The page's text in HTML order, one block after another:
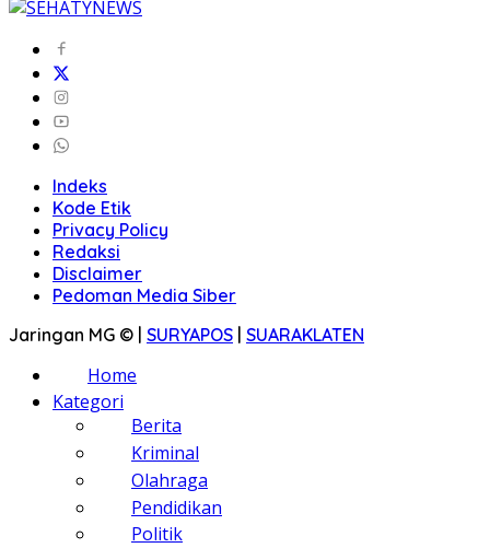
Indeks
Kode Etik
Privacy Policy
Redaksi
Disclaimer
Pedoman Media Siber
Jaringan MG © | SURYAPOS | SUARAKLATEN
Home
Kategori
Berita
Kriminal
Olahraga
Pendidikan
Politik